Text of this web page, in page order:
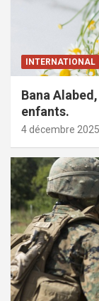
INTERNATIONAL
Bana
enfants.
4 décembre 2025